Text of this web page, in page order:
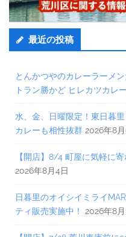
最近の投稿
とんかつやのカレーラーメ
トラン勝かど ヒレカツカレ
水、金、日曜限定！東日暮
カレーも相性抜群 2026年8
【開店】8/4 町屋に気軽に
2026年8月4日
日暮里のオイシイミライ
ティ販売実施中！
2026年8月